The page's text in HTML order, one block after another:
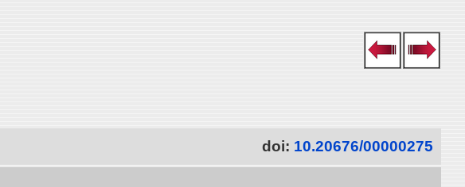
doi: 10.20676/00000275